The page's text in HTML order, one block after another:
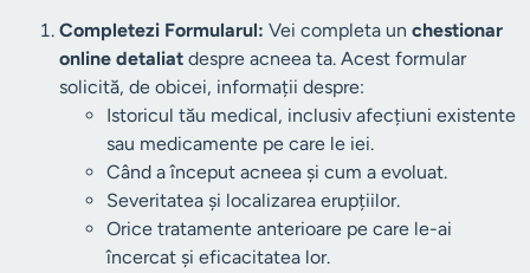
Completezi Formularul: Vei completa un chestionar
online detaliat despre acneea ta. Acest formular
solicită, de obicei, informații despre:
Istoricul tău medical, inclusiv afecțiuni existente
sau medicamente pe care le iei.
Când a început acneea și cum a evoluat.
Severitatea și localizarea erupțiilor.
Orice tratamente anterioare pe care le-ai
încercat și eficacitatea lor.